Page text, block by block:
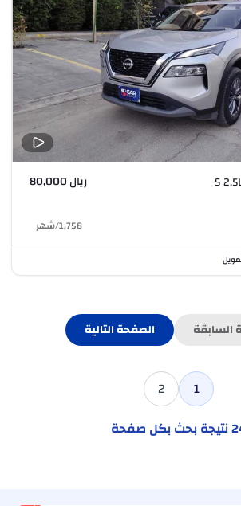
ريال 80,000
1,758
/شهر
السابقة الصفحة التالية
1
2
نتيجة بحث بكل صفحة